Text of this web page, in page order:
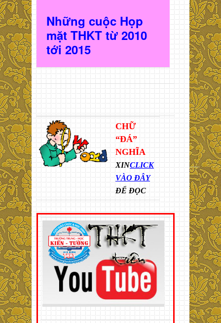
Những cuộc Họp
mặt THKT từ 2010
tới 2015
CHỮ
“ĐÁ”
NGHĨA
XINCLICK
VÀO ĐÂY
ĐỂ ĐỌC